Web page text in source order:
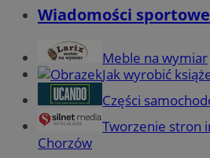
Wiadomości sportowe
Meble na wymiar
Jak wyrobić
Części
Tworzenie stron
Chorzów